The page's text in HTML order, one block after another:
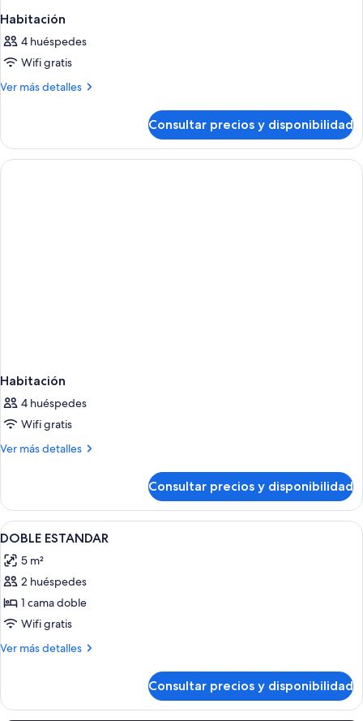
Habitación
4 huéspedes
Wifi gratis
Ver más detalles
Más
Consultar precios y disponibilidad
Habitación
4 huéspedes
Wifi gratis
Ver más detalles
Más
Consultar precios y disponibilidad
Abrir
todas
las
fotos
de
DOBLE
ESTANDAR
Minibar, caja fuerte, escritorio y wifi
7
DOBLE ESTANDAR
5 m²
2 huéspedes
1 cama doble
Wifi gratis
Ver más detalles
Más
ESTANDAR
Consultar precios y disponibilidad